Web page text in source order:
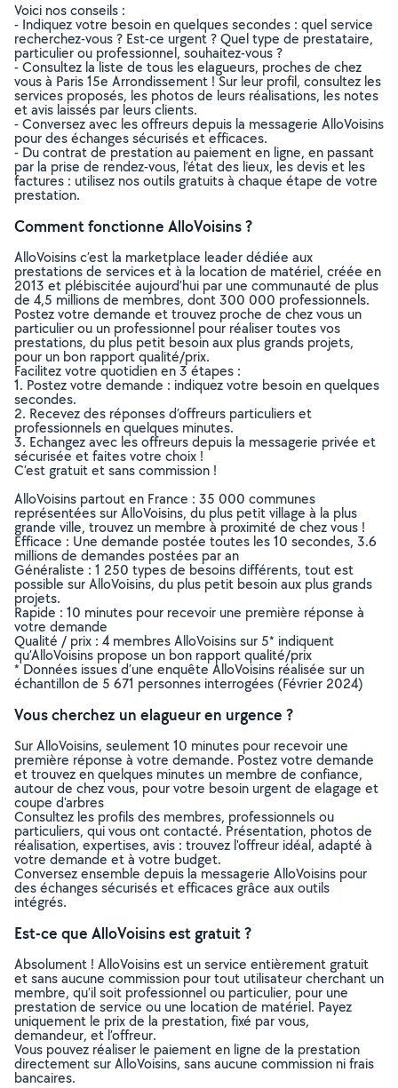
Voici nos conseils :
- Indiquez votre besoin en quelques secondes : quel service
recherchez-vous ? Est-ce urgent ? Quel type de prestataire,
particulier ou professionnel, souhaitez-vous ?
- Consultez la liste de tous les elagueurs, proches de chez
vous à Paris 15e Arrondissement ! Sur leur profil, consultez les
services proposés, les photos de leurs réalisations, les notes
et avis laissés par leurs clients.
- Conversez avec les offreurs depuis la messagerie AlloVoisins
pour des échanges sécurisés et efficaces.
- Du contrat de prestation au paiement en ligne, en passant
par la prise de rendez-vous, l’état des lieux, les devis et les
factures : utilisez nos outils gratuits à chaque étape de votre
prestation.
Comment fonctionne AlloVoisins ?
AlloVoisins c’est la marketplace leader dédiée aux
prestations de services et à la location de matériel, créée en
2013 et plébiscitée aujourd’hui par une communauté de plus
de 4,5 millions de membres, dont 300 000 professionnels.
Postez votre demande et trouvez proche de chez vous un
particulier ou un professionnel pour réaliser toutes vos
prestations, du plus petit besoin aux plus grands projets,
pour un bon rapport qualité/prix.
Facilitez votre quotidien en 3 étapes :
1. Postez votre demande : indiquez votre besoin en quelques
secondes.
2. Recevez des réponses d’offreurs particuliers et
professionnels en quelques minutes.
3. Echangez avec les offreurs depuis la messagerie privée et
sécurisée et faites votre choix !
C’est gratuit et sans commission !
AlloVoisins partout en France : 35 000 communes
représentées sur AlloVoisins, du plus petit village à la plus
grande ville, trouvez un membre à proximité de chez vous !
Efficace : Une demande postée toutes les 10 secondes, 3.6
millions de demandes postées par an
Généraliste : 1 250 types de besoins différents, tout est
possible sur AlloVoisins, du plus petit besoin aux plus grands
projets.
Rapide : 10 minutes pour recevoir une première réponse à
votre demande
Qualité / prix : 4 membres AlloVoisins sur 5* indiquent
qu’AlloVoisins propose un bon rapport qualité/prix
* Données issues d’une enquête AlloVoisins réalisée sur un
échantillon de 5 671 personnes interrogées (Février 2024)
Vous cherchez un elagueur en urgence ?
Sur AlloVoisins, seulement 10 minutes pour recevoir une
première réponse à votre demande. Postez votre demande
et trouvez en quelques minutes un membre de confiance,
autour de chez vous, pour votre besoin urgent de elagage et
coupe d'arbres
Consultez les profils des membres, professionnels ou
particuliers, qui vous ont contacté. Présentation, photos de
réalisation, expertises, avis : trouvez l'offreur idéal, adapté à
votre demande et à votre budget.
Conversez ensemble depuis la messagerie AlloVoisins pour
des échanges sécurisés et efficaces grâce aux outils
intégrés.
Est-ce que AlloVoisins est gratuit ?
Absolument ! AlloVoisins est un service entièrement gratuit
et sans aucune commission pour tout utilisateur cherchant un
membre, qu’il soit professionnel ou particulier, pour une
prestation de service ou une location de matériel. Payez
uniquement le prix de la prestation, fixé par vous,
demandeur, et l’offreur.
Vous pouvez réaliser le paiement en ligne de la prestation
directement sur AlloVoisins, sans aucune commission ni frais
bancaires.